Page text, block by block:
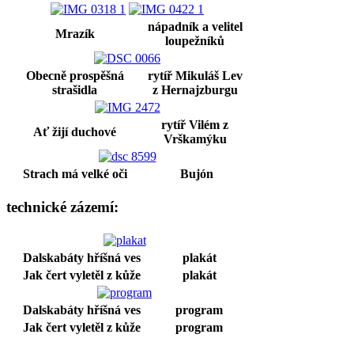
Mrazík
nápadník a velitel
loupežníků
Obecně prospěšná
strašidla
rytíř Mikuláš Lev
z Hernajzburgu
Ať žijí duchové
rytíř Vilém z
Vrškamýku
Strach má velké oči Bujón
technické zázemí:
Dalskabáty hříšná ves
plakát
Jak čert vyletěl z kůže
plakát
Dalskabáty hříšná ves
program
Jak čert vyletěl z kůže
program